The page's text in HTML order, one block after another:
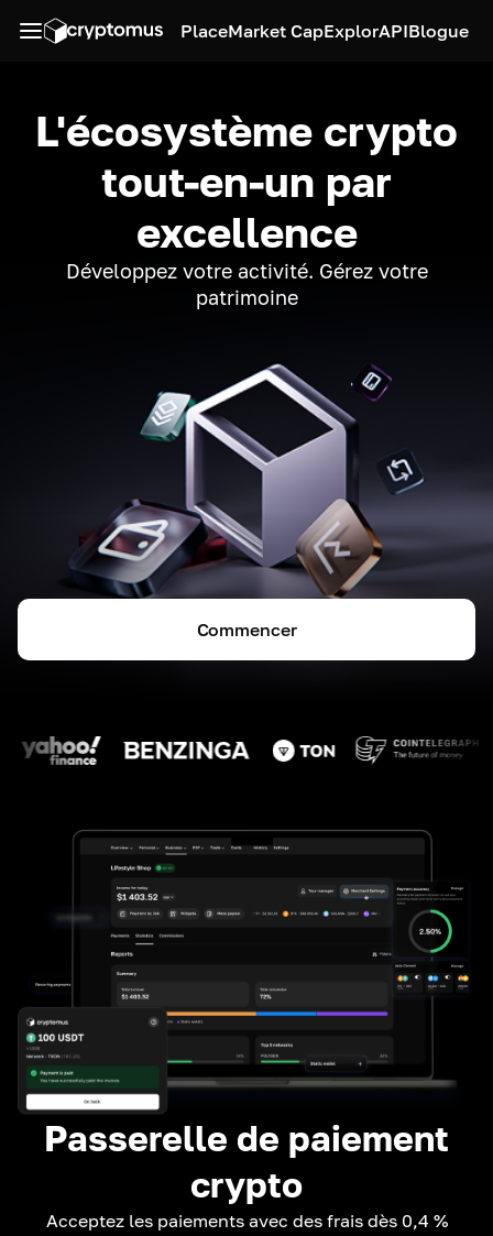
PlaceMarket CapExplorAPIBlogue
L'écosystème crypto
tout-en-un par
excellence
Développez votre activité. Gérez votre
patrimoine
Commencer
Passerelle de paiement
crypto
Acceptez les paiements avec des frais dès 0,4 %